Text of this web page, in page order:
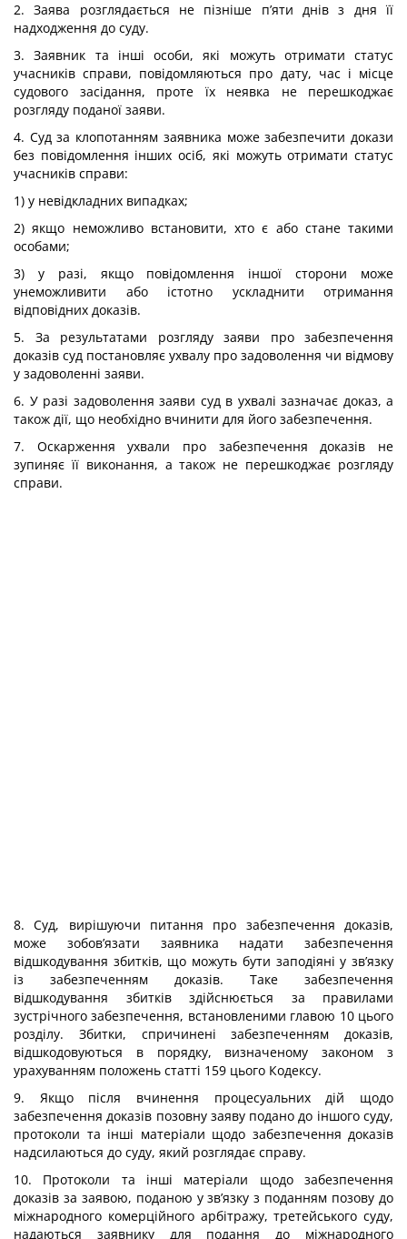
2. Заява розглядається не пізніше п’яти днів з дня її
надходження до суду.
3. Заявник та інші особи, які можуть отримати статус
учасників справи, повідомляються про дату, час і місце
судового засідання, проте їх неявка не перешкоджає
розгляду поданої заяви.
4. Суд за клопотанням заявника може забезпечити докази
без повідомлення інших осіб, які можуть отримати статус
учасників справи:
1) у невідкладних випадках;
2) якщо неможливо встановити, хто є або стане такими
особами;
3) у разі, якщо повідомлення іншої сторони може
унеможливити або істотно ускладнити отримання
відповідних доказів.
5. За результатами розгляду заяви про забезпечення
доказів суд постановляє ухвалу про задоволення чи відмову
у задоволенні заяви.
6. У разі задоволення заяви суд в ухвалі зазначає доказ, а
також дії, що необхідно вчинити для його забезпечення.
7. Оскарження ухвали про забезпечення доказів не
зупиняє її виконання, а також не перешкоджає розгляду
справи.
8. Суд, вирішуючи питання про забезпечення доказів,
може зобов’язати заявника надати забезпечення
відшкодування збитків, що можуть бути заподіяні у зв’язку
із забезпеченням доказів. Таке забезпечення
відшкодування збитків здійснюється за правилами
зустрічного забезпечення, встановленими главою 10 цього
розділу. Збитки, спричинені забезпеченням доказів,
відшкодовуються в порядку, визначеному законом з
урахуванням положень статті 159 цього Кодексу.
9. Якщо після вчинення процесуальних дій щодо
забезпечення доказів позовну заяву подано до іншого суду,
протоколи та інші матеріали щодо забезпечення доказів
надсилаються до суду, який розглядає справу.
10. Протоколи та інші матеріали щодо забезпечення
доказів за заявою, поданою у зв’язку з поданням позову до
міжнародного комерційного арбітражу, третейського суду,
надаються заявнику для подання до міжнародного